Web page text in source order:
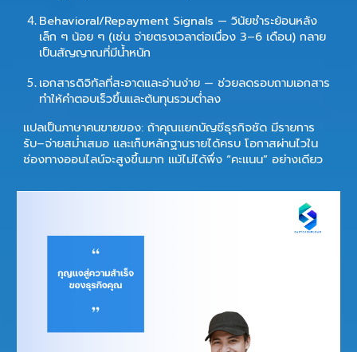
Behavioral/Repayment Signals — วินัยชำระย้อนหลัง
เล็ก ๆ น้อย ๆ (เช่น จ่ายตรงเวลาต่อเนื่อง 3–6 เดือน) กลาย
เป็นสัญญาณที่มีน้ำหนัก
เอกสารดิจิทัลที่สะอาดและอ่านง่าย — ช่วยลดรอบถามเอกสาร
ทำให้คำตอบเร็วขึ้นและต้นทุนรวมต่ำลง
แปลเป็นภาษาคนขายของ: ถ้าคุณแยกบัญชีธุรกิจชัด มีรายการ
รับ–จ่ายสม่ำเสมอ และเก็บหลักฐานรายได้ครบ โอกาสผ่านไวใน
ช่องทางออนไลน์จะสูงขึ้นมาก แม้ไม่ได้พึ่ง “คะแนน” อย่างเดียว